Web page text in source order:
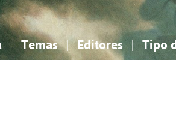
Temas Editores Tipo